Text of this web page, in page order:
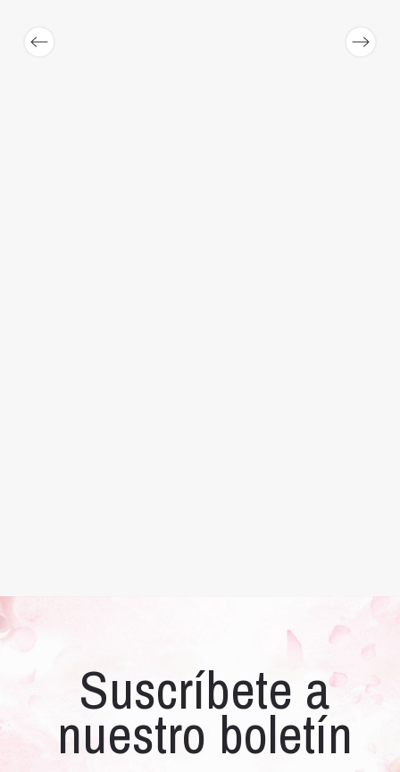
Suscríbete a
nuestro boletín